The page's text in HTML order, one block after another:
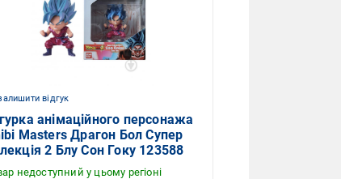
відгук
анімаційного персонажа
Masters Драгон Бол Супер
2 Блу Сон Гоку 123588
недоступний у цьому регіоні